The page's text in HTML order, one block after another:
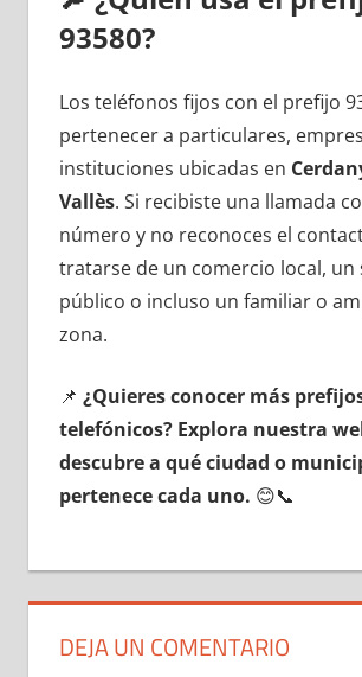
93580?
Los teléfonos fijos сοn el prefijo
pertenecer а particulares,
instituciones ubicadas en
Vallès. Si recibiste una llamada
número у no reconoces el
tratarse dе un comercio local, un
público ο incluso un familiar ο
zona.
📌 ¿Quieres conocer mа́s
telefónicos? Explora nuestra
descubre а qué ciudad ο
pertenece cada uno. 😊📞
DEJA UN COMENTARIO